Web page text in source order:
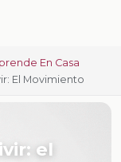
En Casa
El Movimiento
el